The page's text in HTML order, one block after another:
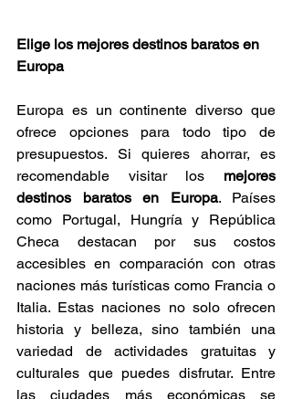
Elige los mejores destinos baratos en
Europa
Europa es un continente diverso que
ofrece opciones para todo tipo de
presupuestos. Si quieres ahorrar, es
recomendable visitar los mejores
destinos baratos en Europa. Países
como Portugal, Hungría y República
Checa destacan por sus costos
accesibles en comparación con otras
naciones más turísticas como Francia o
Italia. Estas naciones no solo ofrecen
historia y belleza, sino también una
variedad de actividades gratuitas y
culturales que puedes disfrutar. Entre
las ciudades más económicas se